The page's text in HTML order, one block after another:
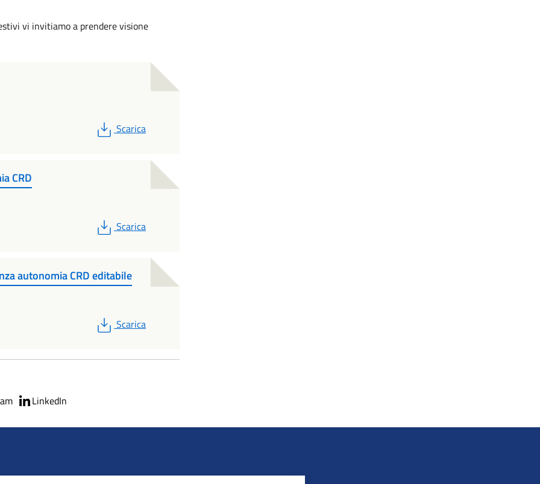
vi invitiamo a prendere visione
PDF
Scarica
CRD
PDF
Scarica
autonomia CRD editabile
PDF
Scarica
LinkedIn